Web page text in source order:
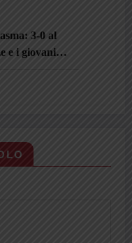
3-0 al
e i giovani